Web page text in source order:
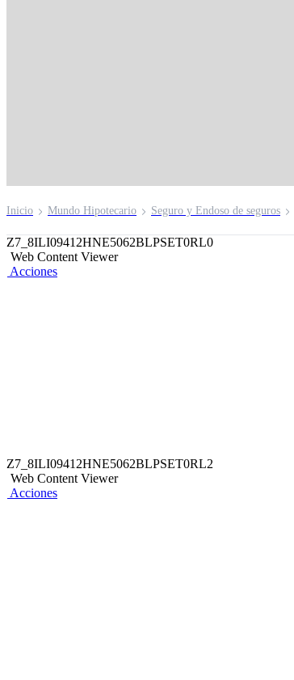
Inicio Mundo Hipotecario Seguro y Endoso de seguros
Z7_8ILI09412HNE5062BLPSET0RL0
Web Content Viewer
Acciones
Z7_8ILI09412HNE5062BLPSET0RL2
Web Content Viewer
Acciones